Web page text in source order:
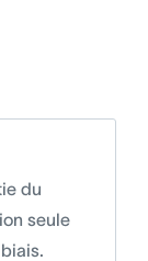
du
seule